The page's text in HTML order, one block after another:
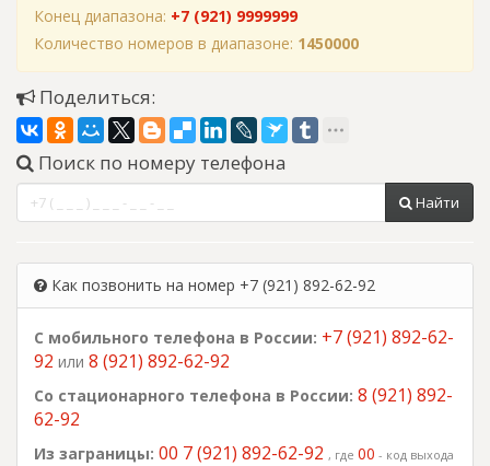
Конец диапазона: +7 (921) 9999999
Количество номеров в диапазоне: 1450000
Поделиться:
Поиск по номеру телефона
Найти
Как позвонить на номер +7 (921) 892-62-92
С мобильного телефона в России: +7 (921) 892-62-
92 или 8 (921) 892-62-92
Со стационарного телефона в России: 8 (921) 892-
62-92
Из заграницы: 00 7 (921) 892-62-92 , где 00 - код выхода